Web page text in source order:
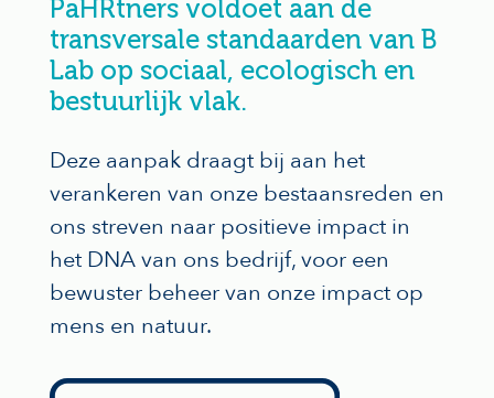
PaHRtners voldoet aan de
transversale standaarden van B
Lab op sociaal, ecologisch en
bestuurlijk vlak.
Deze aanpak draagt bij aan het
verankeren van onze bestaansreden en
ons streven naar positieve impact in
het DNA van ons bedrijf, voor een
bewuster beheer van onze impact op
mens en natuur.